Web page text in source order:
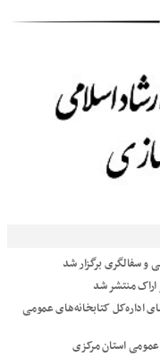
سفالگری برگزار شد
منتشر شد
اداره‌کل کتابخانه‌های عمومی
عمومی استان مرکزی